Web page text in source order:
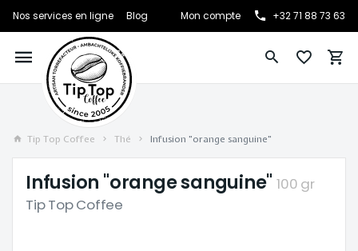
Nos services en ligne Blog Mon compte +32 71 88 73 63
Tip Top Coffee Thé Infusion "orange sanguine"
Infusion "orange sanguine" 100 gr
Tip Top Coffee